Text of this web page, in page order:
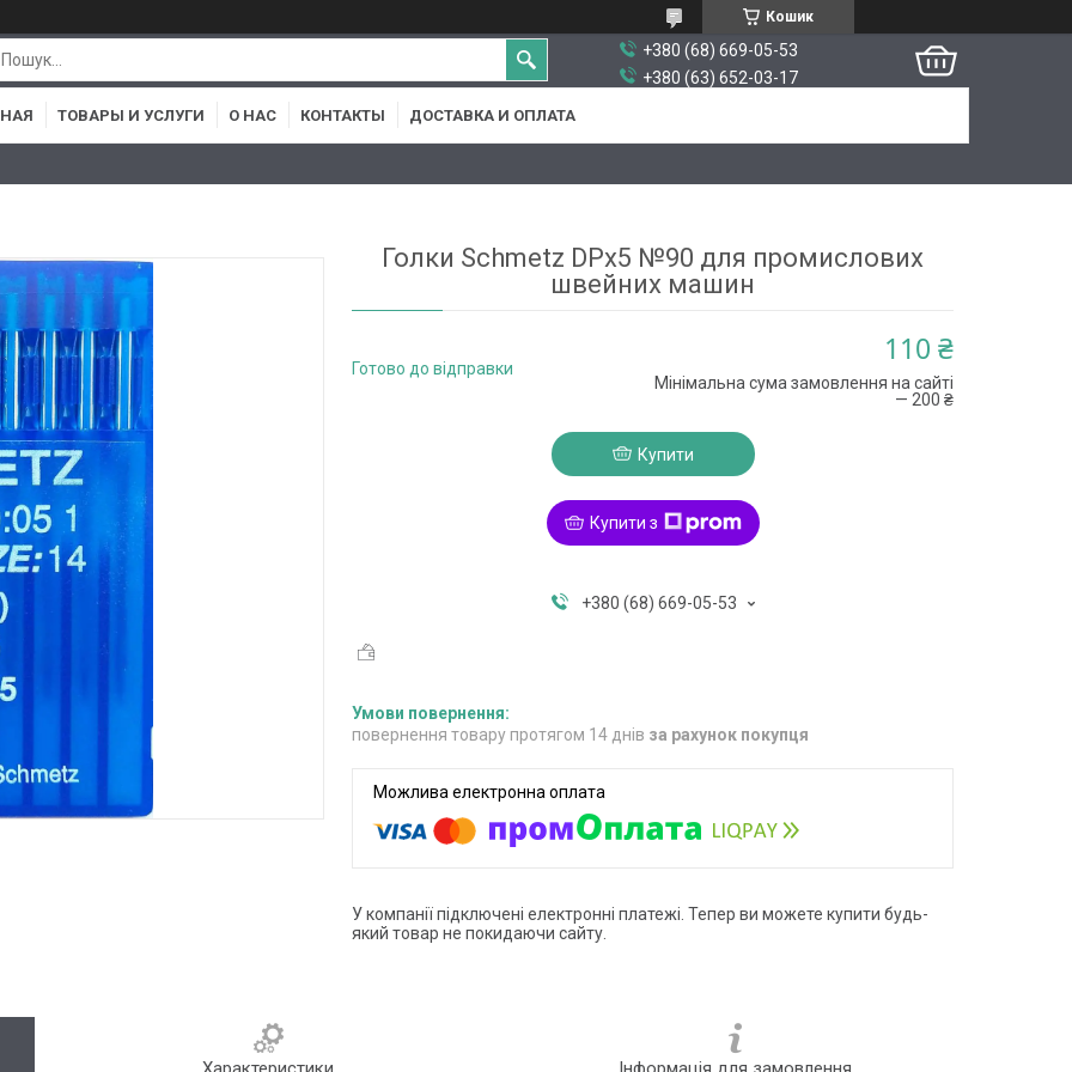
Кошик
+380 (68) 669-05-53
+380 (63) 652-03-17
ТОВАРЫ И УСЛУГИ О НАС КОНТАКТЫ ДОСТАВКА И ОПЛАТА
Голки Schmetz DPx5 №90 для промислових
швейних машин
Готово до відправки
110 ₴
Мінімальна сума замовлення на сайті
— 200 ₴
Купити
Купити з
+380 (68) 669-05-53
повернення товару протягом 14 днів за рахунок покупця
У компанії підключені електронні платежі. Тепер ви можете купити будь-
який товар не покидаючи сайту.